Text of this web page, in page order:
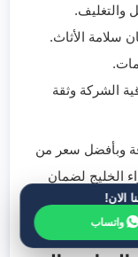
سلامة الأثاث.
الشركة وثقة
وبأفضل سعر من
الخليج لضمان
الان!
واتساب